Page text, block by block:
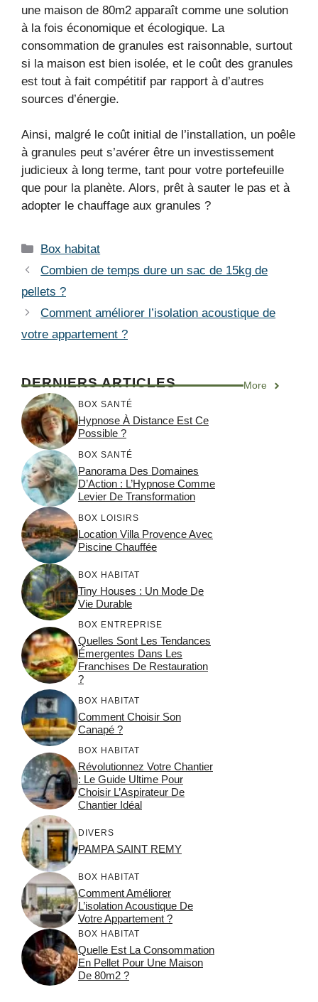
une maison de 80m2 apparaît comme une solution
à la fois économique et écologique. La
consommation de granules est raisonnable, surtout
si la maison est bien isolée, et le coût des granules
est tout à fait compétitif par rapport à d’autres
sources d’énergie.
Ainsi, malgré le coût initial de l’installation, un poêle
à granules peut s’avérer être un investissement
judicieux à long terme, tant pour votre portefeuille
que pour la planète. Alors, prêt à sauter le pas et à
adopter le chauffage aux granules ?
Catégories
Box habitat
Combien de temps dure un sac de 15kg de
pellets ?
Comment améliorer l’isolation acoustique de
votre appartement ?
DERNIERS ARTICLES More
BOX SANTÉ
Hypnose À Distance Est Ce
Possible ?
BOX SANTÉ
Panorama Des Domaines
D’Action : L’Hypnose Comme
Levier De Transformation
BOX LOISIRS
Location Villa Provence Avec
Piscine Chauffée
BOX HABITAT
Tiny Houses : Un Mode De
Vie Durable
BOX ENTREPRISE
Quelles Sont Les Tendances
Émergentes Dans Les
Franchises De Restauration
?
BOX HABITAT
Comment Choisir Son
Canapé ?
BOX HABITAT
Révolutionnez Votre Chantier
: Le Guide Ultime Pour
Choisir L’Aspirateur De
Chantier Idéal
DIVERS
PAMPA SAINT REMY
BOX HABITAT
Comment Améliorer
L’isolation Acoustique De
Votre Appartement ?
BOX HABITAT
Quelle Est La Consommation
En Pellet Pour Une Maison
De 80m2 ?